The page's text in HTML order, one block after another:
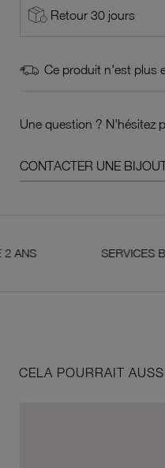
Retour 30 jours
Ce produit n'est plus
Une question ? N'hésitez
CONTACTER UNE
SERVICES
CELA POURRAIT